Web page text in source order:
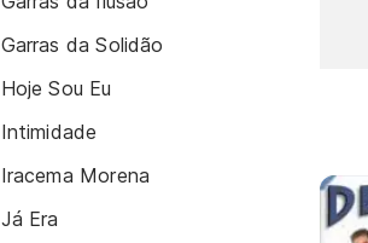
Garras da Solidão
Hoje Sou Eu
Intimidade
Iracema Morena
Já Era